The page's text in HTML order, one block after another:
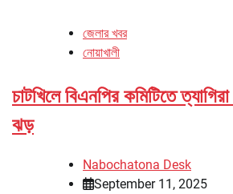
জেলার খবর
নোয়াখালী
চাটখিলে বিএনপির কমিটিতে
ঝড়
Nabochatona Desk
September 11, 2025